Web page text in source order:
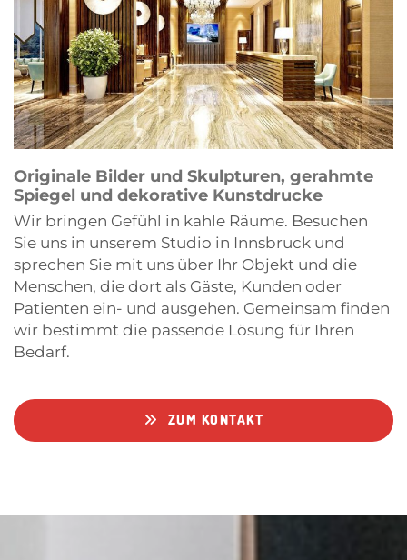
Originale Bilder und Skulpturen, gerahmte
Spiegel und dekorative Kunstdrucke
Wir bringen Gefühl in kahle Räume. Besuchen
Sie uns in unserem Studio in Innsbruck und
sprechen Sie mit uns über Ihr Objekt und die
Menschen, die dort als Gäste, Kunden oder
Patienten ein- und ausgehen. Gemeinsam finden
wir bestimmt die passende Lösung für Ihren
Bedarf.
ZUM KONTAKT